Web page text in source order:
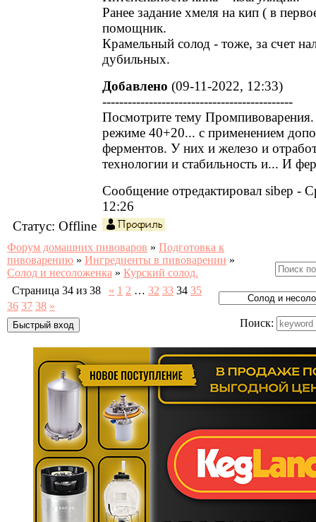
Ранее задание хмеля на кип ( в
помощник.
Крамельный солод - тоже, за счет
дубильных.
Добавлено (09-11-2022, 12:33)
---------------------------------------------
Посмотрите тему
режиме 40+20... с применением
ферментов. У них и железо и
технологии и стабильность и... И
Сообщение отредактировал sibep -
12:26
Статус: Offline
Форум домашних пивоваров » Подготовка к
пивоварению » Ингредиенты в пивоварении »
Солод и несоложенка » Курский солод.
Страница 34 из 38 « 1 2 … 32 33 34 35
36 37 38 »
Поиск: